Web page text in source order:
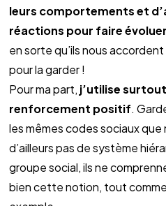
leurs comportements et
réactions pour faire
en sorte qu’ils nous
pour la garder !
Pour ma part, j’utilise
renforcement positif.
les mêmes codes sociaux
d’ailleurs pas de système
groupe social, ils ne
bien cette notion, tout